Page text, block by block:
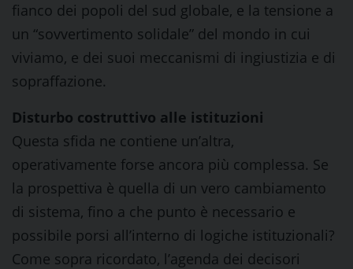
fianco dei popoli del sud globale, e la tensione a
un “sovvertimento solidale” del mondo in cui
viviamo, e dei suoi meccanismi di ingiustizia e di
sopraffazione.
Disturbo costruttivo alle istituzioni
Questa sfida ne contiene un’altra,
operativamente forse ancora più complessa. Se
la prospettiva è quella di un vero cambiamento
di sistema, fino a che punto è necessario e
possibile porsi all’interno di logiche istituzionali?
Come sopra ricordato, l’agenda dei decisori